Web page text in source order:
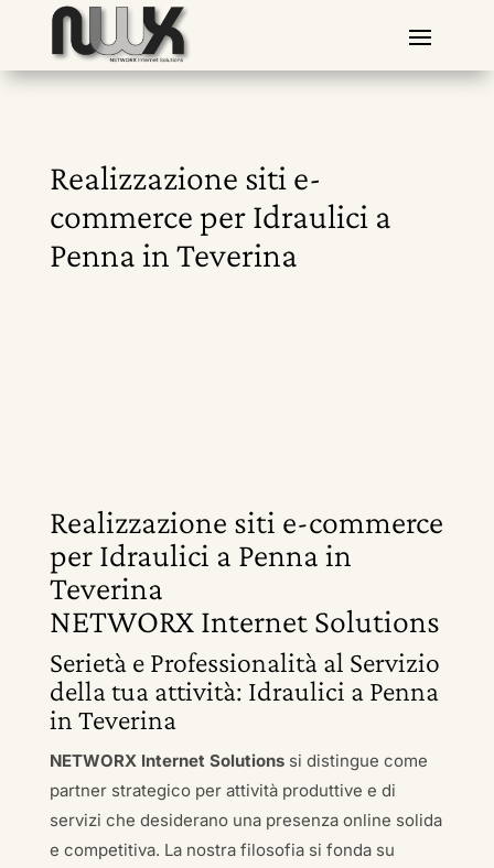
Realizzazione siti e-
commerce per Idraulici a
Penna in Teverina
Realizzazione siti e-commerce
per Idraulici a Penna in
Teverina
NETWORX Internet Solutions
Serietà e Professionalità al Servizio
della tua attività: Idraulici a Penna
in Teverina
NETWORX Internet Solutionssi distingue come
partner strategico per attività produttive e di
servizi che desiderano una presenza online solida
e competitiva. La nostra filosofia si fonda su